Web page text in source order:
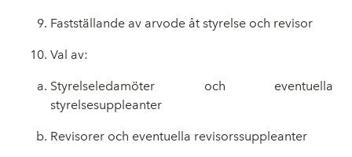
Fastställande av arvode åt styrelse och revisor
Val av:
Styrelseledamöter och eventuella
styrelsesuppleanter
Revisorer och eventuella revisorssuppleanter